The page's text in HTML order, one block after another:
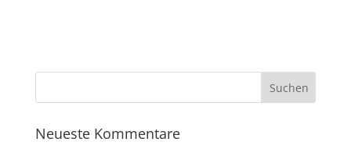
Neueste Kommentare